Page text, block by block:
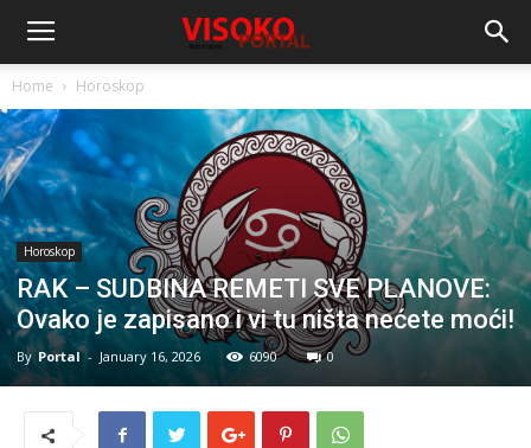
Home Horoskop
Horoskop
RAK – SUDBINA REMETI SVE PLANOVE:
Ovako je zapisano i vi tu ništa nećete moći!
By Portal - January 16, 2026 6090 0